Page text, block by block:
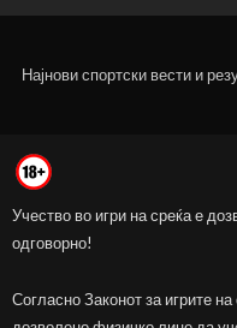
Најнови спортски вести и
Учество во игри на среќа е
одговорно!
Согласно Законот за игрите